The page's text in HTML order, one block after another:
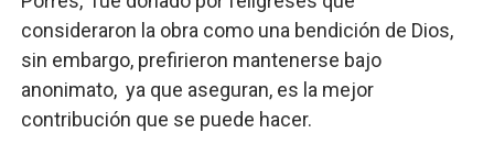
consideraron la obra como una bendición de Dios,
sin embargo, prefirieron mantenerse bajo
anonimato, ya que aseguran, es la mejor
contribución que se puede hacer.